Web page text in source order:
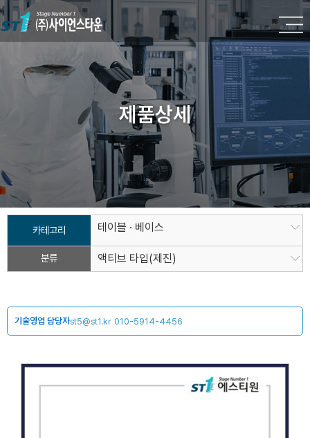
제품상세
카테고리 테이블 · 베이스
분류 액티브 타입(제진)
기술영업 담당자st5@st1.kr 010-5914-4456